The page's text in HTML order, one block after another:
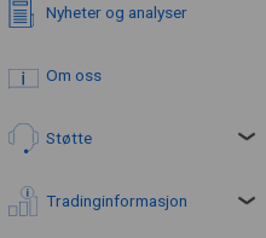
Nyheter og analyser
Om oss
Støtte
Tradinginformasjon